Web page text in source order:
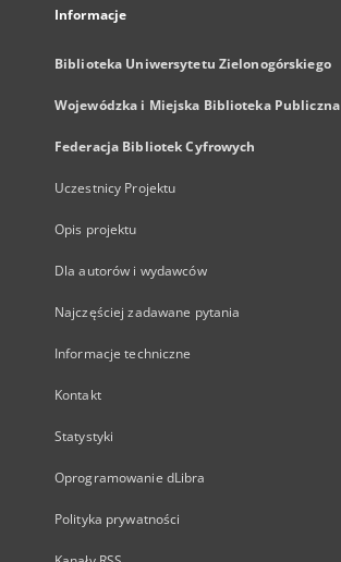
Informacje
Biblioteka Uniwersytetu Zielonogórskiego
Wojewódzka i Miejska Biblioteka Publiczna
Federacja Bibliotek Cyfrowych
Uczestnicy Projektu
Opis projektu
Dla autorów i wydawców
Najczęściej zadawane pytania
Informacje techniczne
Kontakt
Statystyki
Oprogramowanie dLibra
Polityka prywatności